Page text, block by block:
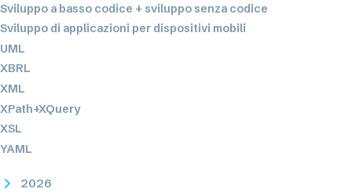
Sviluppo a basso codice + sviluppo senza codice
Sviluppo di applicazioni per dispositivi mobili
UML
XBRL
XML
XPath+XQuery
XSL
YAML
2026